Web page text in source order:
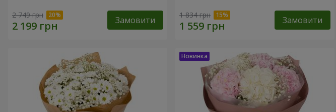
2 749 грн Замовити 1 834 грн Замовити